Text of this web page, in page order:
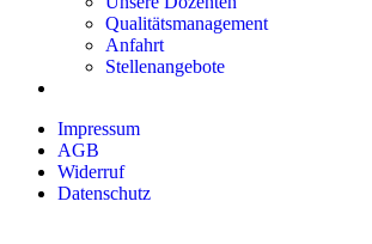
Qualitätsmanagement
Anfahrt
Stellenangebote
Impressum
AGB
Widerruf
Datenschutz